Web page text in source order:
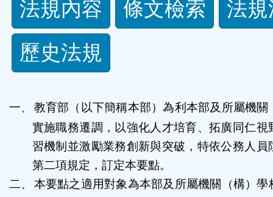
規
功
區
法規內容 條文檢索
法
歷史法規
一、
教育部（以下簡稱本部）為利本部及所屬機關
實施職務遷調，以強化人才培育、拓廣同仁視
習機制並激勵業務創新與突破，特依公務人員
第二項規定，訂定本要點。
二、
本要點之適用對象為本部及所屬機關（構）學